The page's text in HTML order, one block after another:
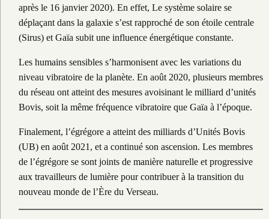
après le 16 janvier 2020). En effet, Le système solaire se
déplaçant dans la galaxie s’est rapproché de son étoile centrale
(Sirus) et Gaïa subit une influence énergétique constante.
Les humains sensibles s’harmonisent avec les variations du
niveau vibratoire de la planète. En août 2020, plusieurs membres
du réseau ont atteint des mesures avoisinant le milliard d’unités
Bovis, soit la même fréquence vibratoire que Gaïa à l’époque.
Finalement, l’égrégore a atteint des milliards d’Unités Bovis
(UB) en août 2021, et a continué son ascension. Les membres
de l’égrégore se sont joints de manière naturelle et progressive
aux travailleurs de lumière pour contribuer à la transition du
nouveau monde de l’Ère du Verseau.